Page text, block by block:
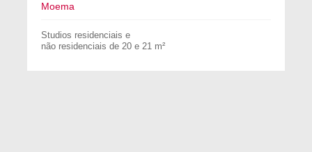
Moema
Studios residenciais e
não residenciais de 20 e 21 m²